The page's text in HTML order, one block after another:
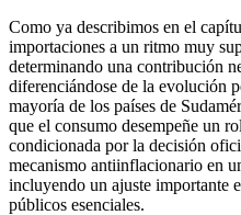
Como ya describimos en el
importaciones a un ritmo muy
determinando una contribución
diferenciándose de la evolución
mayoría de los países de
que el consumo desempeñe un
condicionada por la decisión
mecanismo antiinflacionario en
incluyendo un ajuste importante
públicos esenciales.